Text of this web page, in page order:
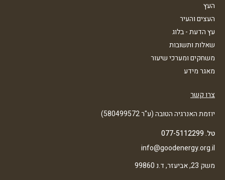
העץ
העצים והעיר
עץ הדעת - בלוג
שאלות ותשובות
משחקים ומערכי שיעור
מאגר מידע
צרו קשר
יוזמת האנרגיה הטובה (ע"ר 580499572)
טל. 077-5112299
info@goodenergy.org.il
משק 23, אביעזר, ד.נ 99860